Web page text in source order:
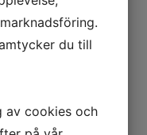
du till
av cookies och